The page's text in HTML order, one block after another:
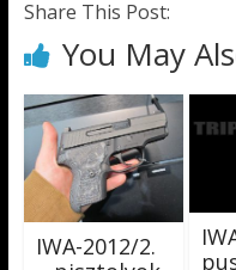
Share This Post:
You May
IWA-2012/2.